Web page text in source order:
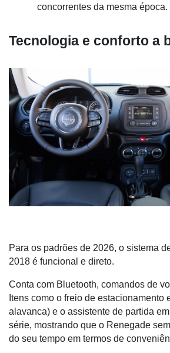
concorrentes da mesma época.
Tecnologia e conforto a
Para os padrões de 2026, o sistema
2018 é funcional e direto.
Conta com Bluetooth, comandos de
Itens como o freio de estacionamento
alavanca) e o assistente de partida
série, mostrando que o Renegade
do seu tempo em termos de